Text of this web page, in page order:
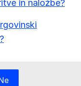
in naložbe?